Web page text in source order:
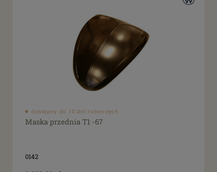
dostępny do 10 dni roboczych
Maska przednia T1 -67
0142